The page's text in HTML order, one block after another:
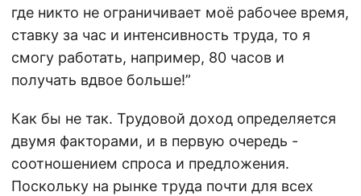
где никто не ограничивает моё рабочее время,
ставку за час и интенсивность труда, то я
смогу работать, например, 80 часов и
получать вдвое больше!”
Как бы не так. Трудовой доход определяется
двумя факторами, и в первую очередь -
соотношением спроса и предложения.
Поскольку на рынке труда почти для всех